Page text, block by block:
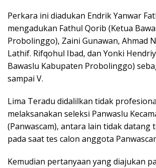
Perkara ini diadukan Endrik Yanwar
mengadukan Fathul Qorib (Ketua
Probolinggo), Zaini Gunawan, Ahmad
Lathif. Rifqohul Ibad, dan Yonki
Bawaslu Kabupaten Probolinggo)
sampai V.
Lima Teradu didalilkan tidak
melaksanakan seleksi Panwaslu
(Panwascam), antara lain tidak datang
pada saat tes calon anggota
Kemudian pertanyaan yang diajukan